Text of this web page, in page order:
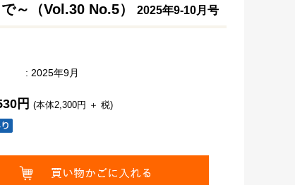
～（Vol.30 No.5） 2025年9-10月号
: 2025年9月
円 (本体2,300円 ＋ 税)